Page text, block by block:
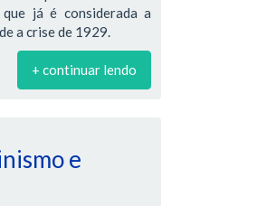
já é considerada a
a crise de 1929.
+ continuar lendo
e